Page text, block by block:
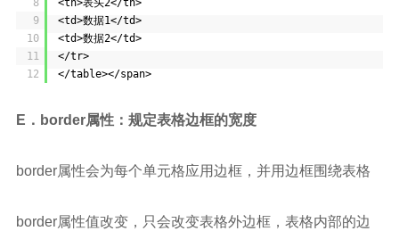
8
9
10
11
12
<th>表头2</th>
<td>数据1</td>
<td>数据2</td>
</tr>
</table></span>
E．border属性：规定表格边框的宽度
border属性会为每个单元格应用边框，并用边框围绕表格
border属性值改变，只会改变表格外边框，表格内部的边